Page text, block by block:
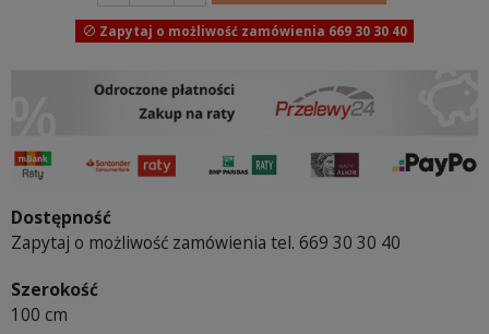
 Zapytaj o możliwość zamówienia 669 30 30 40
Dostępność
Zapytaj o możliwość zamówienia tel. 669 30 30 40
Szerokość
100 cm